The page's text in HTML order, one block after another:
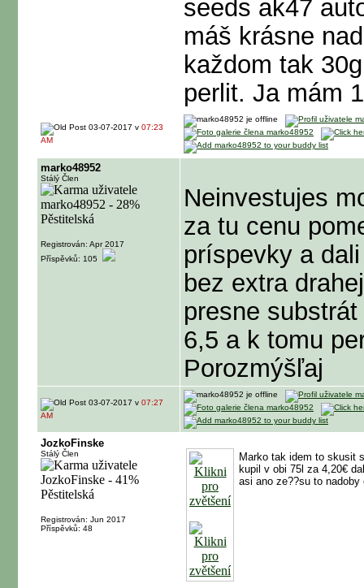
seeds ak47
máš krásne
každom tak
perlit. Ja mám
03-07-2017 v 07:23
AM
marko48952
Stálý Člen
Registrován: Apr 2017
Příspěvků: 105
Neinvestujes
za tu cenu
príspevky a
bez extra
presne
6,5 a k tomu
Porozmýšľaj
03-07-2017 v 07:27
AM
JozkoFinske
Stálý Člen
Registrován: Jun 2017
Příspěvků: 48
Marko tak idem to skusit
kupil v obi 75l za 4,20€
asi ano ze??su to